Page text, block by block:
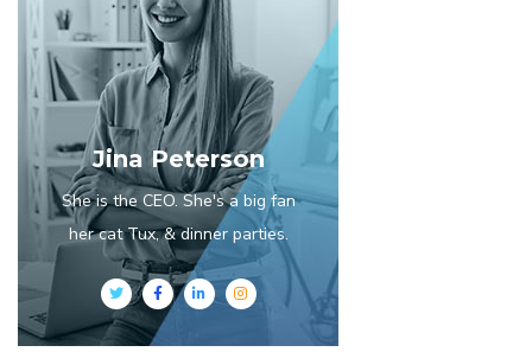
Jina Peterson
She is the CEO. She's a big fan
her cat Tux, & dinner parties.